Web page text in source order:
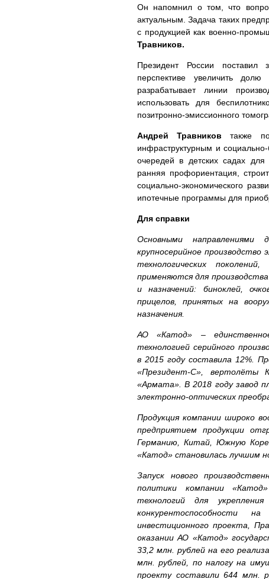
Он напомнил о том, что
актуальным. Задача таких
с продукцией как военно-
Травников.
Президент России поставил
перспективе увеличить
разрабатывает линии
использовать для
позитронно-эмиссионного
Андрей Травников также
инфраструктурным и
очередей в детских садах для
ранняя профориентация,
социально-экономического
ипотечные программы для
Для справки
Основными
крупносерийное
технологических
применяются для
и назначений: биноклей,
прицелов, принятых на
назначения.
АО «Катод» –
технологией серийного
в 2015 году составила 12%.
«Президент-С»,
«Армата». В 2018 году завод
электронно-оптических
Продукция компании широко
предприятием продукции
Германию, Китай, Южную
«Катод» становилась лучшим
Запуск нового
политики компании
технологий для
конкурентоспособности
инвестиционного проекта,
оказании АО «Катод»
33,2 млн. рублей на его
млн. рублей, по налогу на
проекту составили 644 млн.